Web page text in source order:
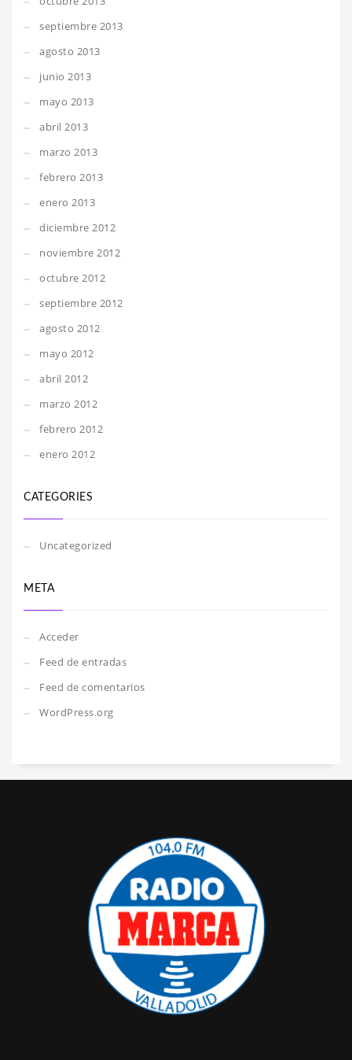
septiembre 2013
agosto 2013
junio 2013
mayo 2013
abril 2013
marzo 2013
febrero 2013
enero 2013
diciembre 2012
noviembre 2012
octubre 2012
septiembre 2012
agosto 2012
mayo 2012
abril 2012
marzo 2012
febrero 2012
enero 2012
CATEGORIES
Uncategorized
META
Acceder
Feed de entradas
Feed de comentarios
WordPress.org